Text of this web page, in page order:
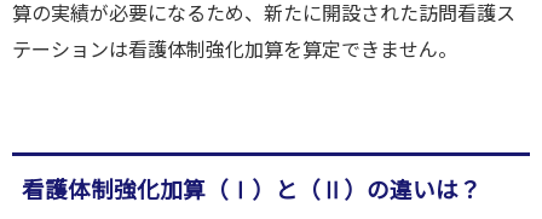
算の実績が必要になるため、新たに開設された訪問看護ス
テーションは看護体制強化加算を算定できません。
看護体制強化加算（Ⅰ）と（Ⅱ）の違いは？